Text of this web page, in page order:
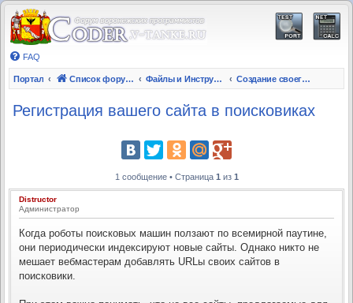
FAQ
Портал Список форумов Файлы и Инструкции Создание своего сайта/форума
Регистрация вашего сайта в поисковиках
1 сообщение • Страница 1 из 1
Distructor
Администратор
Когда роботы поисковых машин ползают по всемирной паутине,
они периодически индексируют новые сайты. Однако никто не
мешает вебмастерам добавлять URLы своих сайтов в
поисковики.